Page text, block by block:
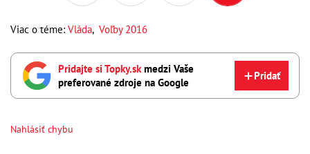
Viac o téme: Vláda, Voľby 2016
Pridajte si Topky.sk medzi Vaše
preferované zdroje na Google
Pridať
Nahlásiť chybu